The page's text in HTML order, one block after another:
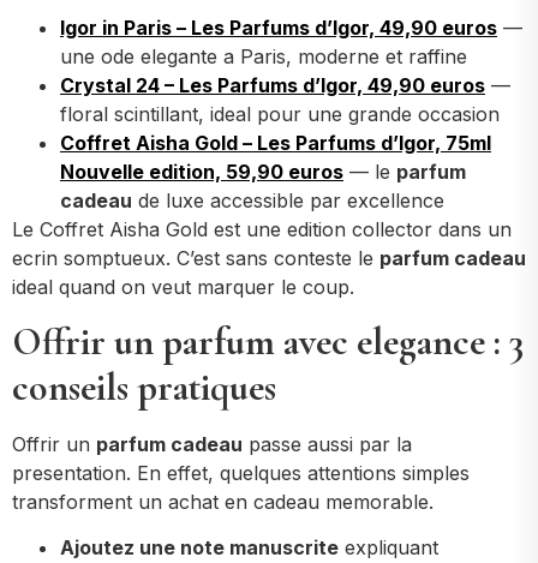
Igor in Paris – Les Parfums d’Igor, 49,90 euros —
une ode elegante a Paris, moderne et raffine
Crystal 24 – Les Parfums d’Igor, 49,90 euros —
floral scintillant, ideal pour une grande occasion
Coffret Aisha Gold – Les Parfums d’Igor, 75ml
Nouvelle edition, 59,90 euros — le parfum
cadeau de luxe accessible par excellence
Le Coffret Aisha Gold est une edition collector dans un
ecrin somptueux. C’est sans conteste le parfum cadeau
ideal quand on veut marquer le coup.
Offrir un parfum avec elegance : 3
conseils pratiques
Offrir un parfum cadeau passe aussi par la
presentation. En effet, quelques attentions simples
transforment un achat en cadeau memorable.
Ajoutez une note manuscrite expliquant